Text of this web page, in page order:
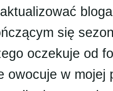
się
oczekuje od
owocuje w